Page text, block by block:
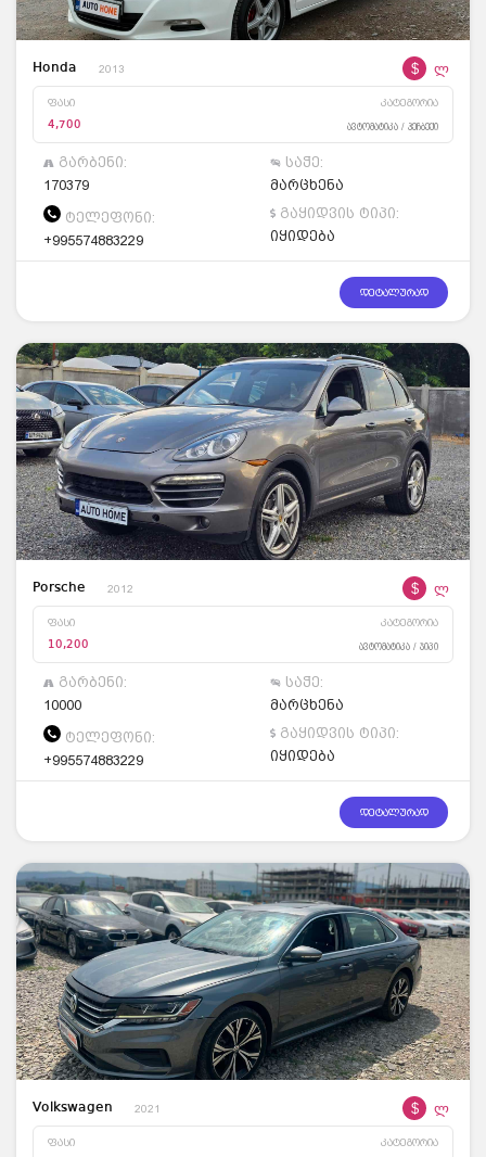
Honda 2013 $ ლ
ფასი კატეგორია
4,700 ავტომატიკა / ჰეჩბექი
გარბენი:
170379
საჭე:
მარცხენა
ტელეფონი:
+995574883229
გაყიდვის ტიპი:
იყიდება
დეტალურად
Porsche 2012 $ ლ
ფასი კატეგორია
10,200 ავტომატიკა / ჯიპი
გარბენი:
10000
საჭე:
მარცხენა
ტელეფონი:
+995574883229
გაყიდვის ტიპი:
იყიდება
დეტალურად
Volkswagen 2021 $ ლ
ფასი კატეგორია